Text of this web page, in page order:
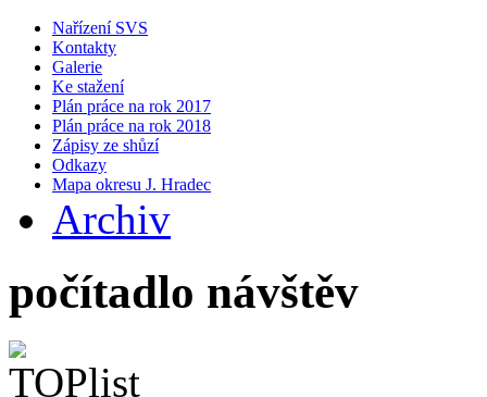
Nařízení SVS
Kontakty
Galerie
Ke stažení
Plán práce na rok 2017
Plán práce na rok 2018
Zápisy ze shůzí
Odkazy
Mapa okresu J. Hradec
Archiv
počítadlo návštěv